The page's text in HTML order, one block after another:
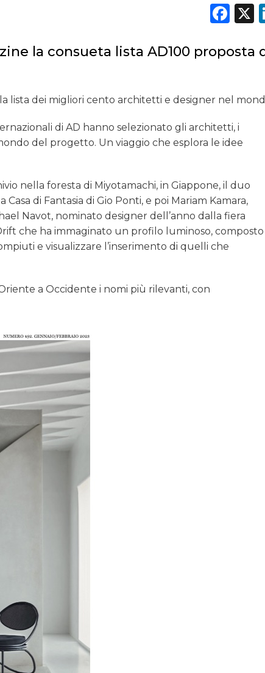
la consueta lista AD100 proposta
lista dei migliori cento architetti e designer nel
di AD hanno selezionato gli architetti, i
del progetto. Un viaggio che esplora le idee
nella foresta di Miyotamachi, in Giappone, il duo
di Fantasia di Gio Ponti, e poi Mariam Kamara,
Navot, nominato designer dell’anno dalla fiera
che ha immaginato un profilo luminoso, composto
e visualizzare l’inserimento di quelli che
a Occidente i nomi più rilevanti, con